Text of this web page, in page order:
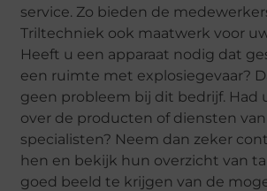
service. Zo bieden de
Triltechniek ook maatwerk voor
Heeft u een apparaat nodig dat
een ruimte met explosiegevaar?
geen probleem bij dit bedrijf. Had
over de producten of diensten
specialisten? Neem dan zeker
hen en bekijk hun overzicht van
goed beeld te krijgen van de